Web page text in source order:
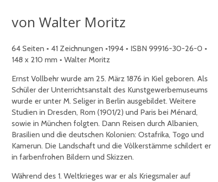
von Walter Moritz
64 Seiten • 41 Zeichnungen •1994 • ISBN 99916-30-26-0 •
148 x 210 mm • Walter Moritz
Ernst Vollbehr wurde am 25. März 1876 in Kiel geboren. Als
Schüler der Unterrichtsanstalt des Kunstgewerbemuseums
wurde er unter M. Seliger in Berlin ausgebildet. Weitere
Studien in Dresden, Rom (1901/2) und Paris bei Ménard,
sowie in München folgten. Dann Reisen durch Albanien,
Brasilien und die deutschen Kolonien: Ostafrika, Togo und
Kamerun. Die Landschaft und die Vòlkerstämme schildert er
in farbenfrohen Bildern und Skizzen.
Während des 1. Weltkrieges war er als Kriegsmaler auf